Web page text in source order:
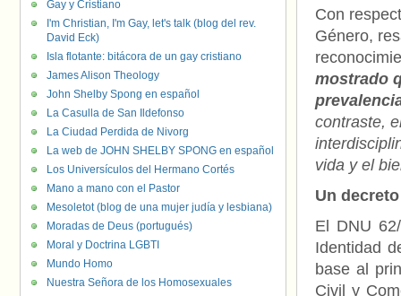
Con
Género,
mostrado
contraste,
vida y el
Un
El DNU
Identidad
base al
Civil y
Gay y Cristiano
I'm Christian, I'm Gay, let's talk (blog del rev.
David Eck)
Isla flotante: bitácora de un gay cristiano
James Alison Theology
John Shelby Spong en español
La Casulla de San Ildefonso
La Ciudad Perdida de Nivorg
La web de JOHN SHELBY SPONG en español
Los Universículos del Hermano Cortés
Mano a mano con el Pastor
Mesoletot (blog de una mujer judía y lesbiana)
Moradas de Deus (portugués)
Moral y Doctrina LGBTI
Mundo Homo
Nuestra Señora de los Homosexuales